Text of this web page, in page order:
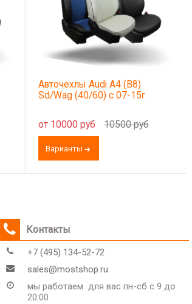
Авточехлы Audi A4 (B8)
Sd/Wag (40/60) с 07-15г.
от 10000 руб 10500 руб
Варианты
Контакты
+7 (495) 134-52-72
sales@mostshop.ru
мы работаем для вас пн-сб с 9 до
20:00